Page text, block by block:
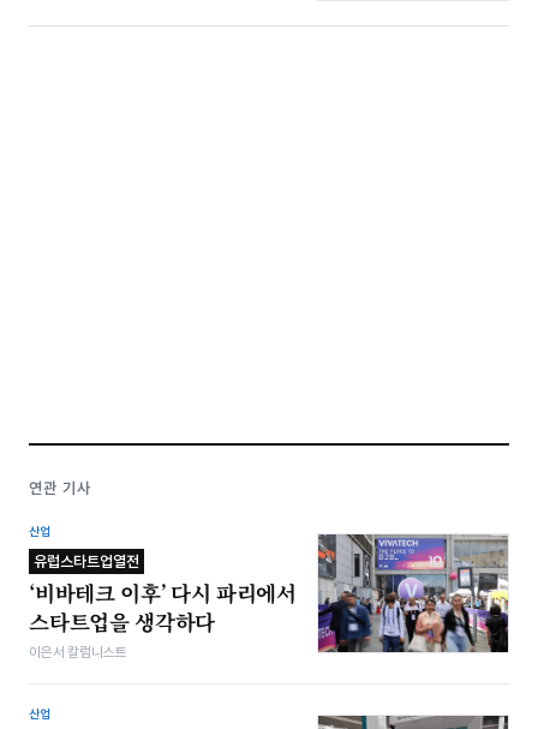
연관 기사
산업
유럽스타트업열전
‘비바테크 이후’ 다시 파리에서
스타트업을 생각하다
이은서 칼럼니스트
산업